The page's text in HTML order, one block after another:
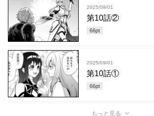
2025/09/01
第10話②
66pt
2025/09/01
第10話①
66pt
もっと見る